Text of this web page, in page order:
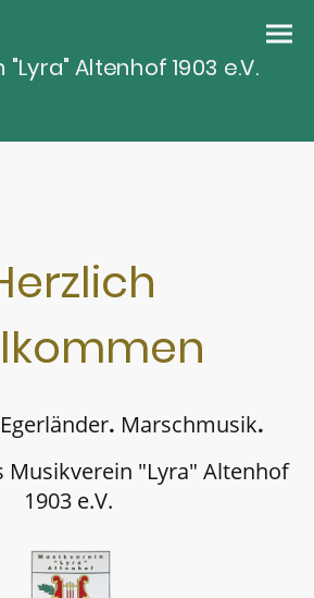
Altenhof 1903 e.V.
Egerländer. Marschmusik.
Musikverein "Lyra" Altenhof
1903 e.V.